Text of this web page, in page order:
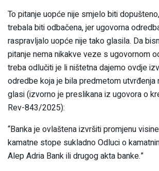
To pitanje uopće nije smjelo biti
trebala biti odbačena, jer ugovorna
raspravljalo uopće nije tako glasila. Da
pitanje nema nikakve veze s ugovornom
treba odlučiti je li ništetna dajemo ovdje
odredbe koja je bila predmetom utvrđenja
glasi (izvorno je preslikana iz ugovora o
Rev-843/2025):
“Banka je ovlaštena izvršiti promjenu
kamatne stope sukladno Odluci o
Alep Adria Bank ili drugog akta banke.”